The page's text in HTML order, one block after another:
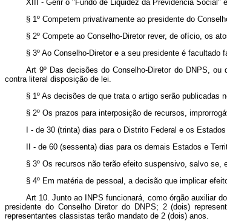
XIII - Gerir o "Fundo de Liquidez da Previdência Social"
§ 1º Competem privativamente ao presidente do
§ 2º Compete ao Conselho-Diretor rever, de ofício, os
§ 3º Ao Conselho-Diretor e a seu presidente é facultado
Art 9º Das decisões do Conselho-Diretor do DNPS,
contra literal disposição de lei.
§ 1º As decisões de que trata o artigo serão publicadas
§ 2º Os prazos para interposição de recursos,
I - de 30 (trinta) dias para o Distrito Federal e os
II - de 60 (sessenta) dias para os demais Estados e
§ 3º Os recursos não terão efeito suspensivo, salvo se,
§ 4º Em matéria de pessoal, a decisão que implicar
Art 10. Junto ao INPS funcionará, como órgão auxiliar
presidente do Conselho Diretor do DNPS; 2 (dois)
representantes classistas terão mandato de 2 (dois) anos.